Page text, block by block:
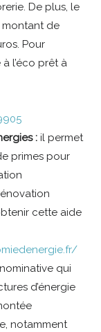
De plus, le
montant de
Pour
l’éco prêt à
: il permet
primes pour
cette aide
qui
d’énergie
notamment